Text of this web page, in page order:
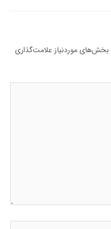
بخش‌های موردنیاز علامت‌گذاری